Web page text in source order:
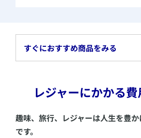
すぐにおすすめ商品をみる
レジャーにかかる
趣味、旅行、レジャーは人生を豊
です。